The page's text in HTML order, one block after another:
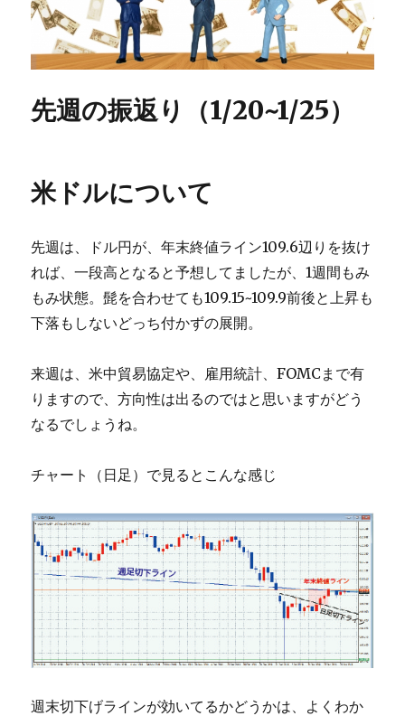
先週の振返り（1/20~1/25）
米ドルについて
先週は、ドル円が、年末終値ライン109.6辺りを抜け
れば、一段高となると予想してましたが、1週間もみ
もみ状態。髭を合わせても109.15~109.9前後と上昇も
下落もしないどっち付かずの展開。
来週は、米中貿易協定や、雇用統計、FOMCまで有
りますので、方向性は出るのではと思いますがどう
なるでしょうね。
チャート（日足）で見るとこんな感じ
週末切下げラインが効いてるかどうかは、よくわか